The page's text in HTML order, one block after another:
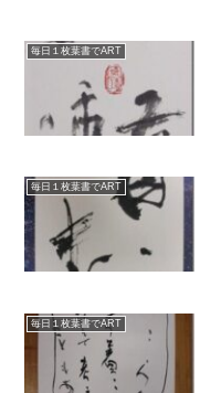
毎日１枚葉書でART
毎日１枚葉書でART
毎日１枚葉書でART